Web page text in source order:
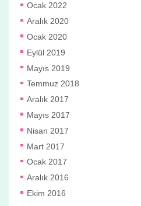
Ocak 2022
Aralık 2020
Ocak 2020
Eylül 2019
Mayıs 2019
Temmuz 2018
Aralık 2017
Mayıs 2017
Nisan 2017
Mart 2017
Ocak 2017
Aralık 2016
Ekim 2016